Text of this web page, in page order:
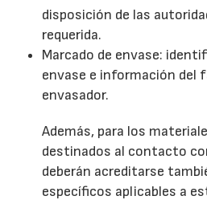
disposición de las
requerida.
Marcado de envase:
envase e información del
envasador.
Además, para los
destinados al contacto
deberán acreditarse
específicos aplicables a